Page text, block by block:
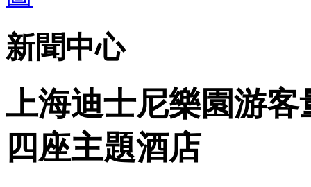
新聞中心
上海迪士尼樂園游
四座主題酒店